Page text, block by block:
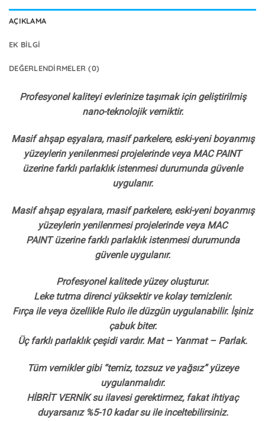
AÇIKLAMA
EK BILGI
DEĞERLENDIRMELER (0)
Profesyonel kaliteyi evlerinize taşımak için geliştirilmiş
nano-teknolojik verniktir.
Masif ahşap eşyalara, masif parkelere, eski-yeni boyanmış
yüzeylerin yenilenmesi projelerinde veya MAC PAINT
üzerine farklı parlaklık istenmesi durumunda güvenle
uygulanır.
Masif ahşap eşyalara, masif parkelere, eski-yeni boyanmış
yüzeylerin yenilenmesi projelerinde veya MAC
PAINT üzerine farklı parlaklık istenmesi durumunda
güvenle uygulanır.
Profesyonel kalitede yüzey oluşturur.
Leke tutma direnci yüksektir ve kolay temizlenir.
Fırça ile veya özellikle Rulo ile düzgün uygulanabilir. İşiniz
çabuk biter.
Üç farklı parlaklık çeşidi vardır. Mat – Yarımat – Parlak.
Tüm vernikler gibi “temiz, tozsuz ve yağsız” yüzeye
uygulanmalıdır.
HİBRİT VERNİK su ilavesi gerektirmez, fakat ihtiyaç
duyarsanız %5-10 kadar su ile inceltebilirsiniz.